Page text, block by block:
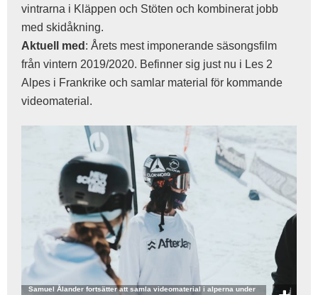
vintrarna i Kläppen och Stöten och kombinerat jobb
med skidåkning.
Aktuell med : Årets mest imponerande säsongsfilm
från vintern 2019/2020. Befinner sig just nu i Les 2
Alpes i Frankrike och samlar material för kommande
videomaterial.
Samuel Ålander fortsätter att samla videomaterial i alperna under